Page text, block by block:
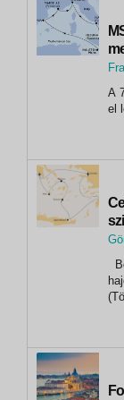
A
el